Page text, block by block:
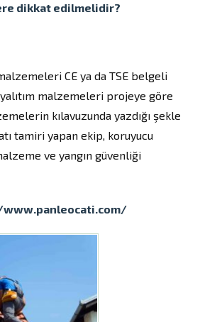
dikkat edilmelidir?
CE ya da TSE belgeli
yalıtım malzemeleri projeye göre
kılavuzunda yazdığı şekle
tamiri yapan ekip, koruyucu
ve yangın güvenliği